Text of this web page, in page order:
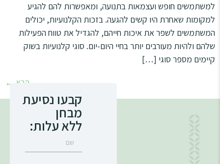
למשתמשים חופש ועצמאות בתנועה, ומאפשרות להם להגיע
למקומות שאחרת היו קשים להגעה. בזכות הקלנועיות, יכולים
המשתמשים לשפר את איכות חייהם, להגדיל את טווח הפעילות
שלהם ולהיות מעורבים יותר בחיי היום-יום. סוגי קלנועיות בשוק
קיימים מספר סוגי […]
הבא ←
קבעו נסיעת
מבחן
ללא עלות: